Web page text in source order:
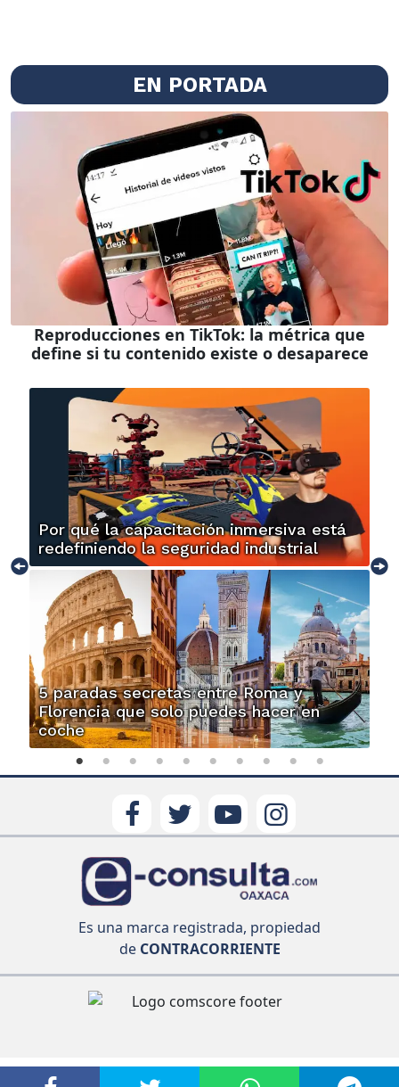
EN PORTADA
Reproducciones en TikTok: la métrica que
define si tu contenido existe o desaparece
Por qué la capacitación inmersiva está
redefiniendo la seguridad industrial
5 paradas secretas entre Roma y
Florencia que solo puedes hacer en
coche
Es una marca registrada, propiedad
deCONTRACORRIENTE